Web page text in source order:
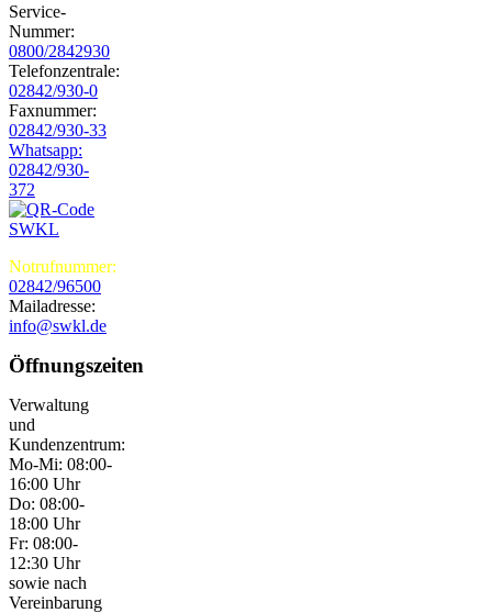
Service-
Nummer:
0800/2842930
Telefonzentrale:
02842/930-0
Faxnummer:
02842/930-33
Whatsapp:
02842/930-
372
Notrufnummer:
02842/96500
Mailadresse:
info@swkl.de
Öffnungszeiten
Verwaltung
und
Kundenzentrum:
Mo-Mi: 08:00-
16:00 Uhr
Do: 08:00-
18:00 Uhr
Fr: 08:00-
12:30 Uhr
sowie nach
Vereinbarung